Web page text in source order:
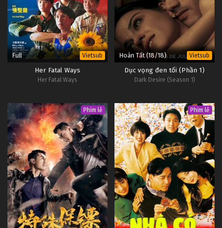
Full Vietsub
Her Fatal Ways
Her Fatal Ways
Hoàn Tất (18/18) Vietsub
Dục vọng đen tối (Phần 1)
Dark Desire (Season 1)
Phim lẻ Phim lẻ